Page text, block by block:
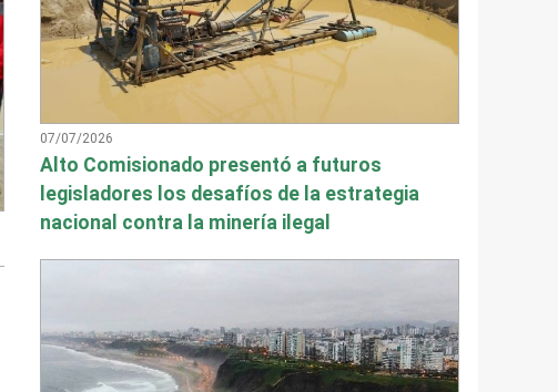
07/07/2026
Alto Comisionado presentó a futuros
legisladores los desafíos de la estrategia
nacional contra la minería ilegal